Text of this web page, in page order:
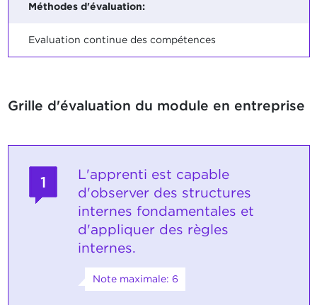
Méthodes d'évaluation:
Evaluation continue des compétences
Grille d'évaluation du module en entreprise
1
L'apprenti est capable
d'observer des structures
internes fondamentales et
d'appliquer des règles
internes.
Note maximale: 6